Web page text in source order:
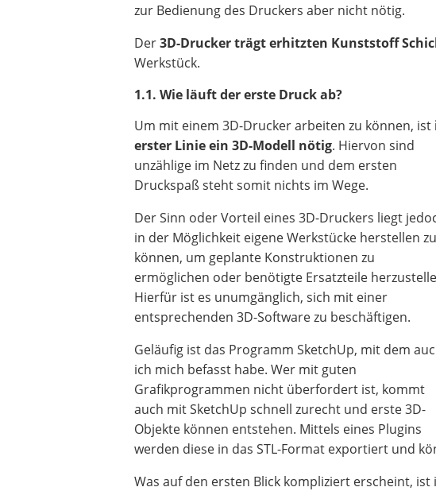
zur Bedienung des Druckers aber nicht nötig.
Der3D-Drucker trägt erhitzten Kunststoff
Werkstück.
1.1. Wie läuft der erste Druck ab?
Um mit einem 3D-Drucker arbeiten zu können, ist
erster Linie ein 3D-Modell nötig. Hiervon sind
unzählige im Netz zu finden und dem ersten
Druckspaß steht somit nichts im Wege.
Der Sinn oder Vorteil eines 3D-Druckers liegt
in der Möglichkeit eigene Werkstücke herstellen zu
können, um geplante Konstruktionen zu
ermöglichen oder benötigte Ersatzteile
Hierfür ist es unumgänglich, sich mit einer
entsprechenden 3D-Software zu beschäftigen.
Geläufig ist das Programm SketchUp, mit dem
ich mich befasst habe. Wer mit guten
Grafikprogrammen nicht überfordert ist, kommt
auch mit SketchUp schnell zurecht und erste 3D-
Objekte können entstehen. Mittels eines Plugins
werden diese in das STL-Format exportiert und
Was auf den ersten Blick kompliziert erscheint,